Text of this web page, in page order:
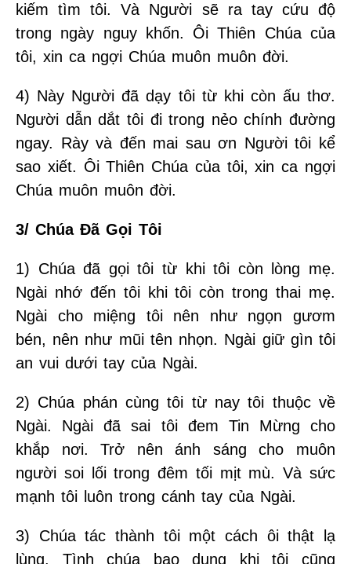
kiếm tìm tôi. Và Người sẽ ra tay cứu độ
trong ngày nguy khốn. Ôi Thiên Chúa của
tôi, xin ca ngợi Chúa muôn muôn đời.
4) Này Người đã dạy tôi từ khi còn ấu thơ.
Người dẫn dắt tôi đi trong nẻo chính đường
ngay. Rày và đến mai sau ơn Người tôi kể
sao xiết. Ôi Thiên Chúa của tôi, xin ca ngợi
Chúa muôn muôn đời.
3/ Chúa Đã Gọi Tôi
1) Chúa đã gọi tôi từ khi tôi còn lòng mẹ.
Ngài nhớ đến tôi khi tôi còn trong thai mẹ.
Ngài cho miệng tôi nên như ngọn gươm
bén, nên như mũi tên nhọn. Ngài giữ gìn tôi
an vui dưới tay của Ngài.
2) Chúa phán cùng tôi từ nay tôi thuộc về
Ngài. Ngài đã sai tôi đem Tin Mừng cho
khắp nơi. Trở nên ánh sáng cho muôn
người soi lối trong đêm tối mịt mù. Và sức
mạnh tôi luôn trong cánh tay của Ngài.
3) Chúa tác thành tôi một cách ôi thật lạ
lùng. Tình chúa bao dung khi tôi cũng